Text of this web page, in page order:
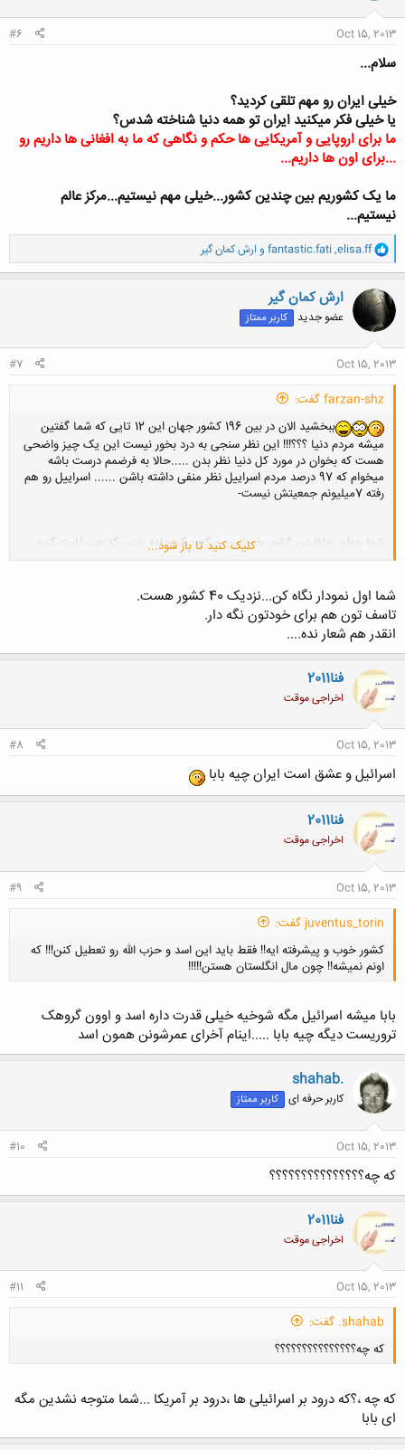
Oct 15, 2013
#6
سلام...
خیلی ایران رو مهم تلقی کردید؟
یا خیلی فکر میکنید ایران تو همه دنیا شناخته شدس؟
ما برای اروپایی و آمریکایی ها حکم و نگاهی که ما به افغانی ها داریم رو
...برای اون ها داریم...
ما یک کشوریم بین چندین کشور...خیلی مهم نیستیم...مرکز عالم
نیستیم...
و
ا
ک
ن
ش
ه
ا
elisa.ff
,
fantastic.fati و ارش کمان گیر
ارش کمان گیر
عضو جدید کاربر ممتاز
Oct 15, 2013
#7
farzan-shz گفت:
ببخشید الان در بین 196 کشور جهان این 12 تایی که شما گفتین
میشه مردم دنیا ؟؟؟!!! این نظر سنجی به درد بخور نیست این یک چیز واضحی
هست که بخوان در مورد کل دنیا نظر بدن .....حالا به فرضمم درست باشه
میخوام که 97 درصد مردم اسراییل نظر منفی داشته باشن ...... اسراییل رو هم
رفته 7میلیونم جمعیتش نیست-
شما چطور حاظرین کشور خودتون رو کوچیک جلوه بدین که چی ثابت کنید
؟؟!! واقعا براتون متاسفم . اصلا کل مردم دنیا هم نظر منفی داشته باشن مهم
گرامی ؟!! اگه بخوای طوری زندگی کنی که همه مردم از شما راضی باشن که
نمیتونی مستقل زندگی کنی .... اگر باز هم بگیم درسته
؟لی با میلیونها دلاری که خرج تبلیغات دروغ وپیوسته در جهان در مورد ایران
کرده اند وبا انهمه ماله کشی و پنهانکاری و مظلوم نمائی که در مورد اسرائیل
شده اسرائیل نتوانسته مردم جهان را فریب دهد و با در نظر گرفتن خرج های
کلان برای سیاه نمائی در مورد ایران این در صد از افرادی که تحت تاثیر
تلاشهای انها قرار گرفته اند نشاندهنده شکست انهاستتاتا
کلیک کنید تا باز شود...
شما اول نمودار نگاه کن...نزدیک 40 کشور هست.
تاسف تون هم برای خودتون نگه دار.
انقدر هم شعار نده....
فنا2011
اخراجی موقت
Oct 15, 2013
#8
اسرائیل و عشق است ایران چیه بابا
فنا2011
اخراجی موقت
Oct 15, 2013
#9
juventus_torin گفت:
کشور خوب و پیشرفته ایه!! فقط باید این اسد و حزب الله رو تعطیل کنن!!! که
اونم نمیشه!! چون مال انگلستان هستن!!!!!
بابا میشه اسرائیل مگه شوخیه خیلی قدرت داره اسد و اوون گروهک
تروریست دیگه چیه بابا .....اینام آخرای عمرشونن همون اسد
shahab.
کاربر حرفه ای کاربر ممتاز
Oct 15, 2013
#10
که چه؟؟؟؟؟؟؟؟؟؟؟؟؟؟؟
فنا2011
اخراجی موقت
Oct 15, 2013
#11
shahab. گفت:
که چه؟؟؟؟؟؟؟؟؟؟؟؟؟؟؟
که چه ،؟که درود بر اسرائیلی ها ،درود بر آمریکا ...شما متوجه نشدین مگه
ای بابا